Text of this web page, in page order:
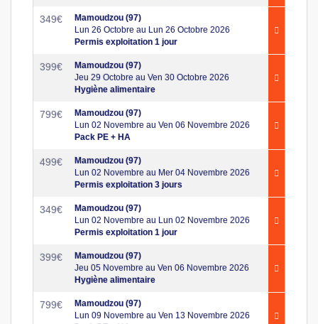
349€
Mamoudzou (97)
Lun 26 Octobre au Lun 26 Octobre 2026
Permis exploitation 1 jour
399€
Mamoudzou (97)
Jeu 29 Octobre au Ven 30 Octobre 2026
Hygiène alimentaire
799€
Mamoudzou (97)
Lun 02 Novembre au Ven 06 Novembre 2026
Pack PE + HA
499€
Mamoudzou (97)
Lun 02 Novembre au Mer 04 Novembre 2026
Permis exploitation 3 jours
349€
Mamoudzou (97)
Lun 02 Novembre au Lun 02 Novembre 2026
Permis exploitation 1 jour
399€
Mamoudzou (97)
Jeu 05 Novembre au Ven 06 Novembre 2026
Hygiène alimentaire
799€
Mamoudzou (97)
Lun 09 Novembre au Ven 13 Novembre 2026